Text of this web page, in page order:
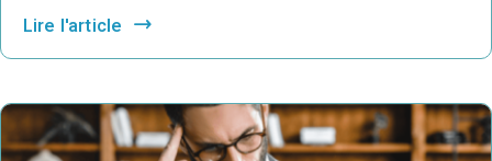
Lire l'article